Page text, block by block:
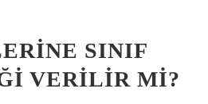
SINIF
VERILIR MI?